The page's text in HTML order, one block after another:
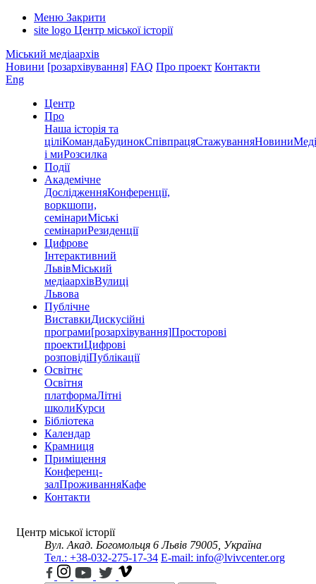
Меню Закрити
site logo Центр міської історії
Міський медіаархів
Новини [розархівування] FAQ Про проект Контакти
Eng
Центр
Про
Наша історія та
ціліКомандаБудинокСпівпрацяСтажуванняНовини
і миРозсилка
Події
Академічне
ДослідженняКонференції,
воркшопи,
семінариМіські
семінариРезиденції
Цифрове
Інтерактивний
ЛьвівМіський
медіаархівВулиці
Львова
Публічне
ВиставкиДискусійні
програми[розархівування]Просторові
проектиЦифрові
розповідіПублікації
Освітнє
Освітня
платформаЛітні
школиКурси
Бібліотека
Календар
Крамниця
Приміщення
Конференц-
залПроживанняКафе
Контакти
Центр міської історії
Вул. Акад. Богомольця 6 Львів 79005, Україна
Тел.: +38-032-275-17-34 E-mail: info@lvivcenter.org